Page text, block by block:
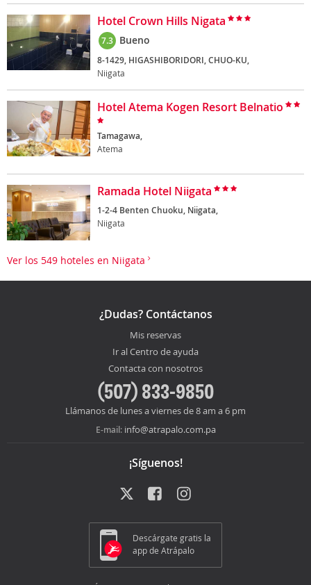
Hotel Crown Hills Nigata
7.3 Bueno
8-1429, HIGASHIBORIDORI, CHUO-KU,
Niigata
Hotel Atema Kogen Resort Belnatio
Tamagawa,
Atema
Ramada Hotel Niigata
1-2-4 Benten Chuoku, Niigata,
Niigata
Ver los 549 hoteles en Niigata
¿Dudas? Contáctanos
Mis reservas
Ir al Centro de ayuda
Contacta con nosotros
(507) 833-9850
Llámanos de lunes a viernes de 8 am a 6 pm
E-mail: info@atrapalo.com.pa
¡Síguenos!
Descárgate gratis la
app de Atrápalo